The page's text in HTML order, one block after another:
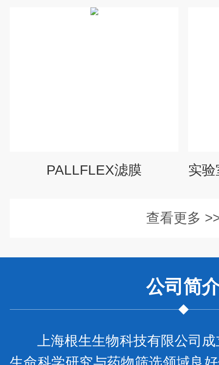
PALLFLEX滤膜
查看更多
公司 简
上海根生生物科技有限公司